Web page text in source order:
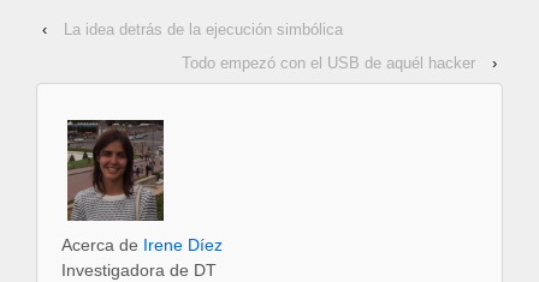
‹
La idea detrás de la ejecución simbólica
Todo empezó con el USB de aquél hacker
›
Acerca de Irene Díez
Investigadora de DT